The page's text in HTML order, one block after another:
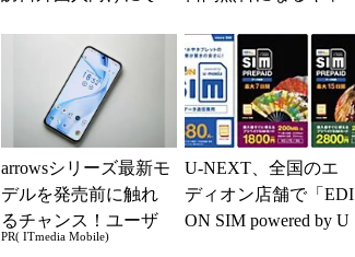
arrowsシリーズ最新モ
デルを発売前に触れ
るチャンス！ユーザ
ー座談会開催
PR( ITmedia Mobile)
U-NEXT、全国のエ
ディオン店舗で「EDI
ON SIM powered by U